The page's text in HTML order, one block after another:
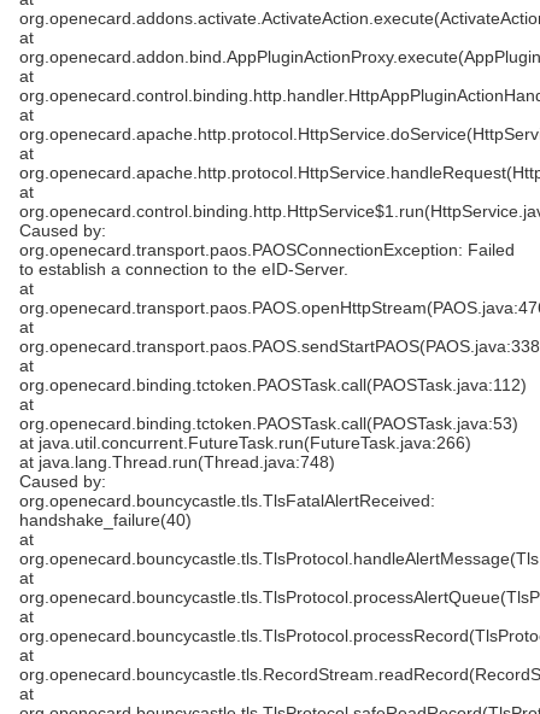
at
at
at
at
at
Caused by:
org.openecard.transport.paos.PAOSConnectionException: Failed
to establish a connection to the eID-Server.
at
at
at
org.openecard.binding.tctoken.PAOSTask.call(PAOSTask.java:112)
at
org.openecard.binding.tctoken.PAOSTask.call(PAOSTask.java:53)
at java.util.concurrent.FutureTask.run(FutureTask.java:266)
at java.lang.Thread.run(Thread.java:748)
Caused by:
org.openecard.bouncycastle.tls.TlsFatalAlertReceived:
handshake_failure(40)
at
at
at
at
at